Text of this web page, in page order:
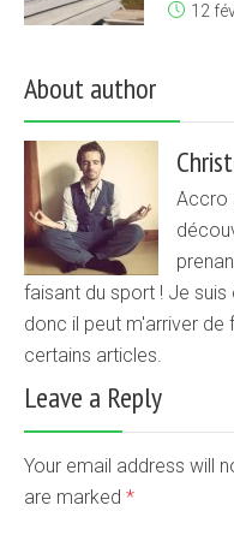
12
About author
Accro
faisant du sport ! Je
donc il peut m'arriver
certains articles.
Leave a Reply
Your email address will
are marked *